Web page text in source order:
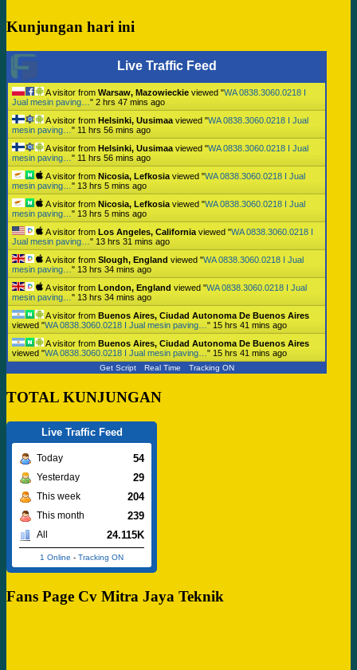
Kunjungan hari ini
Live Traffic Feed
A visitor from Warsaw, Mazowieckie viewed "WA 0838.3060.0218 I
Jual mesin paving… " 2 hrs 47 mins ago
A visitor from Helsinki, Uusimaa viewed "WA 0838.3060.0218 I Jual
mesin paving… " 11 hrs 56 mins ago
A visitor from Helsinki, Uusimaa viewed "WA 0838.3060.0218 I Jual
mesin paving… " 11 hrs 56 mins ago
A visitor from Nicosia, Lefkosia viewed "WA 0838.3060.0218 I Jual
mesin paving… " 13 hrs 5 mins ago
A visitor from Nicosia, Lefkosia viewed "WA 0838.3060.0218 I Jual
mesin paving… " 13 hrs 5 mins ago
A visitor from Los Angeles, California viewed "WA 0838.3060.0218 I
Jual mesin paving… " 13 hrs 31 mins ago
A visitor from Slough, England viewed "WA 0838.3060.0218 I Jual
mesin paving… " 13 hrs 34 mins ago
A visitor from London, England viewed "WA 0838.3060.0218 I Jual
mesin paving… " 13 hrs 34 mins ago
A visitor from Buenos Aires, Ciudad Autonoma De Buenos Aires
viewed "WA 0838.3060.0218 I Jual mesin paving… " 15 hrs 41 mins ago
A visitor from Buenos Aires, Ciudad Autonoma De Buenos Aires
viewed "WA 0838.3060.0218 I Jual mesin paving… " 15 hrs 41 mins ago
Get Script Real Time Tracking ON
TOTAL KUNJUNGAN
Live Traffic Feed
Today 54
Yesterday 29
This week 204
This month 239
All 24.115K
1 Online - Tracking ON
Fans Page Cv Mitra Jaya Teknik